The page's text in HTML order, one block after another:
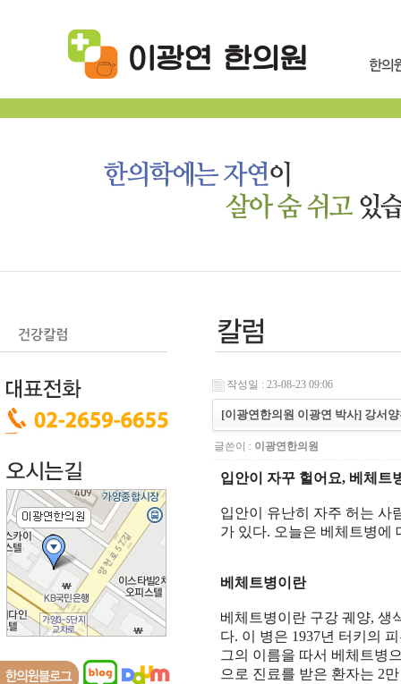
작성일 : 23-08-23 09:06
[이광연한의원 이광연 박사] 강서
글쓴이 : 이광연한의원
입안이 자꾸 헐어요, 베체트
입안이 유난히 자주 허는 사
가 있다. 오늘은 베체트병에
베체트병이란
베체트병이란 구강 궤양,생
다. 이 병은 1937년 터키의
그의 이름을 따서 베체트병
으로 진료를 받은 환자는 2